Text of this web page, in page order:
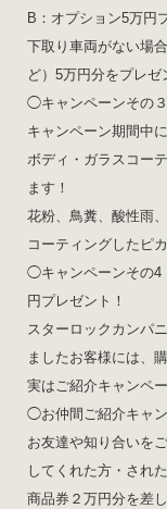
B：オプション5万円
下取り車両がない場
ど）5万円分をプレゼ
◯キャンペーンその
キャンペーン期間中
ボディ・ガラスコー
ます！
花粉、鳥糞、酸性雨
コーティングしたピ
◯キャンペーンその
円プレゼント！
スターロックカンパ
ましたお客様には、
実はご紹介キャンペ
◯お仲間ご紹介キャ
お友達や知り合いを
してくれた方・され
商品券２万円分を差